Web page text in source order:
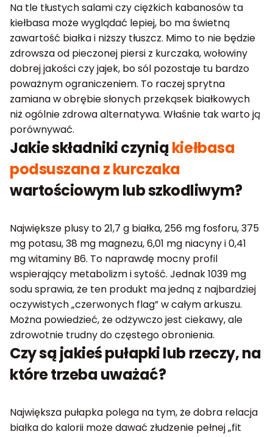
Na tle tłustych salami czy ciężkich kabanosów ta
kiełbasa może wyglądać lepiej, bo ma świetną
zawartość białka i niższy tłuszcz. Mimo to nie będzie
zdrowsza od pieczonej piersi z kurczaka, wołowiny
dobrej jakości czy jajek, bo sól pozostaje tu bardzo
poważnym ograniczeniem. To raczej sprytna
zamiana w obrębie słonych przekąsek białkowych
niż ogólnie zdrowa alternatywa. Właśnie tak warto ją
porównywać.
Jakie składniki czyniąkiełbasa
podsuszana z kurczaka
wartościowym lub szkodliwym?
Największe plusy to 21,7 g białka, 256 mg fosforu, 375
mg potasu, 38 mg magnezu, 6,01 mg niacyny i 0,41
mg witaminy B6. To naprawdę mocny profil
wspierający metabolizm i sytość. Jednak 1039 mg
sodu sprawia, że ten produkt ma jedną z najbardziej
oczywistych „czerwonych flag” w całym arkuszu.
Można powiedzieć, że odżywczo jest ciekawy, ale
zdrowotnie trudny do częstego obronienia.
Czy są jakieś pułapki lub rzeczy, na
które trzeba uważać?
Największa pułapka polega na tym, że dobra relacja
białka do kalorii może dawać złudzenie pełnej „fit